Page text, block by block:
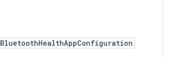
BluetoothHealthAppConfiguration